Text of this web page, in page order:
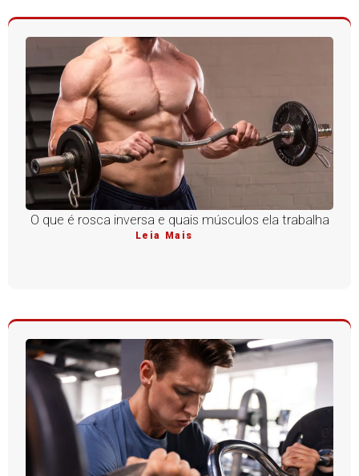
O que é rosca inversa e quais músculos ela trabalha
Leia Mais